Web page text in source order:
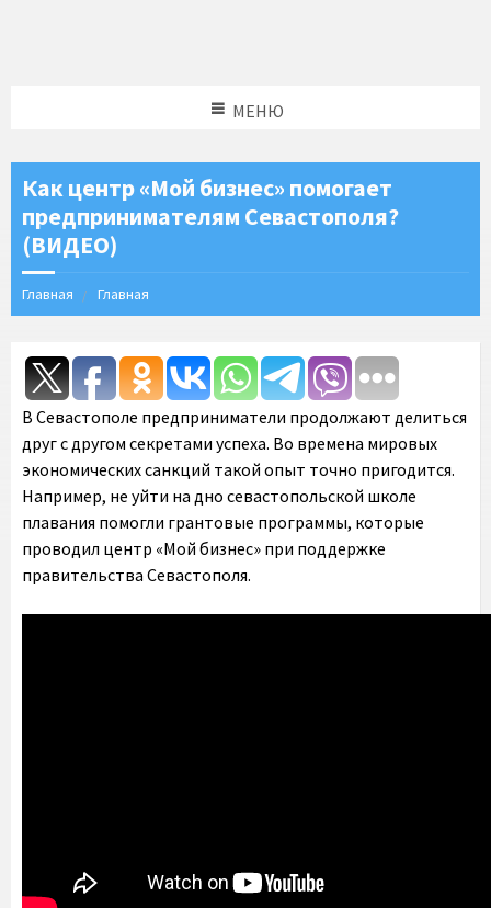
МЕНЮ
Как центр «Мой бизнес» помогает
предпринимателям Севастополя?
(ВИДЕО)
Главная Главная
В Севастополе предприниматели продолжают делиться
друг с другом секретами успеха. Во времена мировых
экономических санкций такой опыт точно пригодится.
Например, не уйти на дно севастопольской школе
плавания помогли грантовые программы, которые
проводил центр «Мой бизнес» при поддержке
правительства Севастополя.